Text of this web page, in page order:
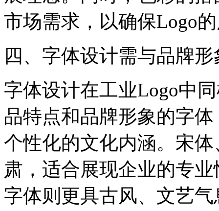
市场需求，以确保Logo
四、字体设计需与品牌
字体设计在工业Logo中
品特点和品牌形象的字
个性化的文化内涵。宋
肃，适合展现企业的专
字体则更具古风、文艺